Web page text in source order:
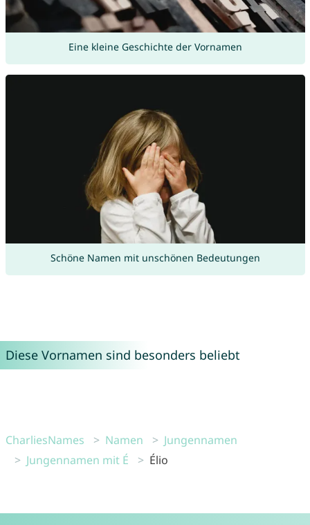
Eine kleine Geschichte der Vornamen
Schöne Namen mit unschönen Bedeutungen
Diese Vornamen sind besonders beliebt
CharliesNames Namen
Jungennamen
Jungennamen mit É
Élio